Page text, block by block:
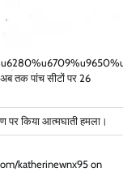
तक पांच सीटों पर 26
पर किया आत्मघाती हमला।
katherinewnx95 on